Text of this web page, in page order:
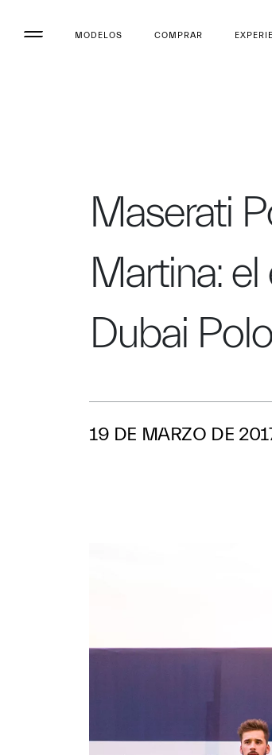
MODELOS COMPRAR
Maserati
Martina:
Dubai
19 DE MARZO DE